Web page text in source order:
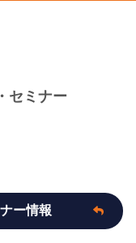
セミナー
ー情報